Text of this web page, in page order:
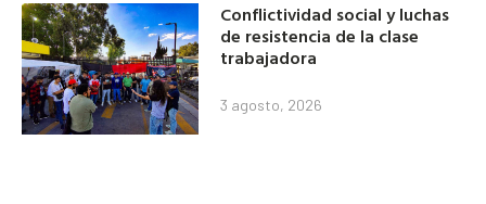
Conflictividad social y luchas
de resistencia de la clase
trabajadora
3 agosto, 2026